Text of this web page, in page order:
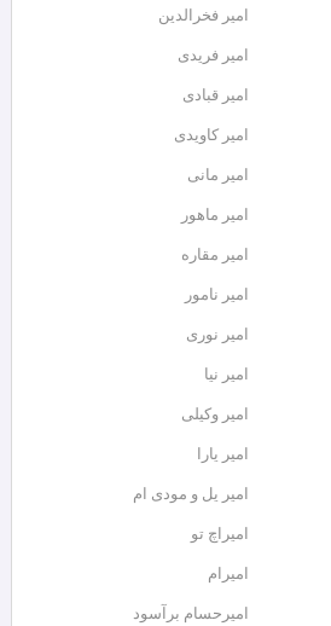
امیر فخرالدین
امیر فریدی
امیر قبادی
امیر کاویدی
امیر مانی
امیر ماهور
امیر مقاره
امیر نامور
امیر نوری
امیر نیا
امیر وکیلی
امیر یارا
امیر یل و مودی ام
امیراچ تو
امیرام
امیرحسام برآسود